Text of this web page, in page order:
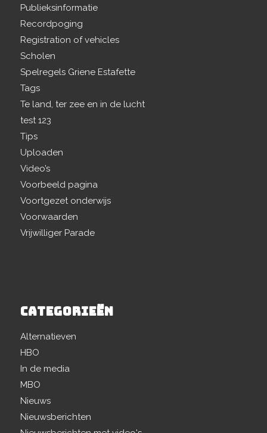
Publieksinformatie
Recordpoging
Registration of vehicles
Scholen
Spelregels Griene Estafette
Tags
Te land, ter zee en in de lucht
test 123
Tips
Uploaden
Video’s
Voorbeeld pagina
Voortgezet onderwijs
Voorwaarden
Vrijwilliger Parade
CATEGORIEËN
Alternatieven
HBO
In de media
MBO
Nieuws
Nieuwsberichten